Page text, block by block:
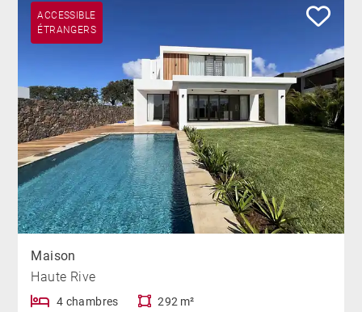
ACCESSIBLE
ÉTRANGERS
Maison
Haute Rive
4 chambres 292 m²